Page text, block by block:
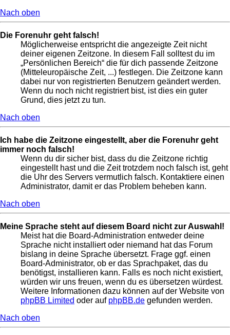
Nach oben
Die Forenuhr geht falsch!
Möglicherweise entspricht die angezeigte Zeit nicht
deiner eigenen Zeitzone. In diesem Fall solltest du im
„Persönlichen Bereich“ die für dich passende Zeitzone
(Mitteleuropäische Zeit, ...) festlegen. Die Zeitzone kann
dabei nur von registrierten Benutzern geändert werden.
Wenn du noch nicht registriert bist, ist dies ein guter
Grund, dies jetzt zu tun.
Nach oben
Ich habe die Zeitzone eingestellt, aber die Forenuhr geht
immer noch falsch!
Wenn du dir sicher bist, dass du die Zeitzone richtig
eingestellt hast und die Zeit trotzdem noch falsch ist, geht
die Uhr des Servers vermutlich falsch. Kontaktiere einen
Administrator, damit er das Problem beheben kann.
Nach oben
Meine Sprache steht auf diesem Board nicht zur Auswahl!
Meist hat die Board-Administration entweder deine
Sprache nicht installiert oder niemand hat das Forum
bislang in deine Sprache übersetzt. Frage ggf. einen
Board-Administrator, ob er das Sprachpaket, das du
benötigst, installieren kann. Falls es noch nicht existiert,
würden wir uns freuen, wenn du es übersetzen würdest.
Weitere Informationen dazu können auf der Website von
phpBB Limited oder auf phpBB.de gefunden werden.
Nach oben